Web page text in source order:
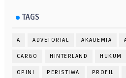
TAGS
A ADVETORIAL AKADEMIA
CARGO HINTERLAND HUKUM
OPINI PERISTIWA PROFIL